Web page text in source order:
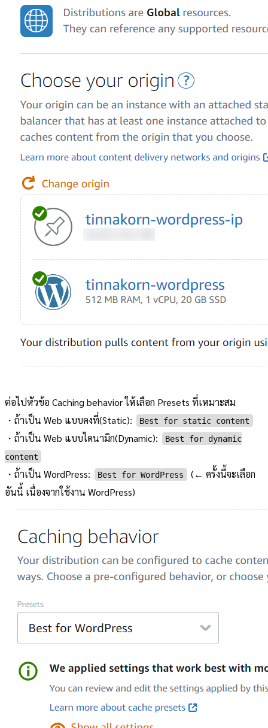
ต่อไปหัวข้อ Caching behavior ให้เลือก Presets ที่เหมาะสม
・ถ้าเป็น Web แบบคงที่(Static):
Best for static content
・ถ้าเป็น Web แบบไดนามิก(Dynamic):
Best for dynamic
content
・ถ้าเป็น WordPress: Best for WordPress
(← ครั้งนี้จะเลือก
อันนี้ เนื่องจากใช้งาน WordPress)